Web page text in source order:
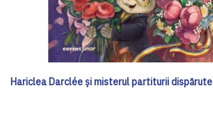
Hariclea Darclée și misterul partiturii dispărute